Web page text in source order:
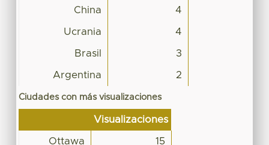
China 4
Ucrania 4
Brasil 3
Argentina 2
Ciudades con más visualizaciones
Visualizaciones
Ottawa 15